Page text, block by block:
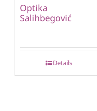
Optika
Salihbegović
Details